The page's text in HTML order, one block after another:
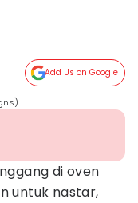
Add Us on Google
di oven
untuk nastar,